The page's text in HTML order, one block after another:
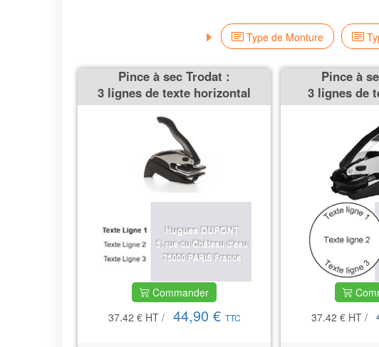
Type de Monture
Pince à sec Trodat :
3 lignes de texte horizontal
Commander
37.42 € HT/ 44,90 € TTC
Pince à
3 lignes de
37.42 € HT/